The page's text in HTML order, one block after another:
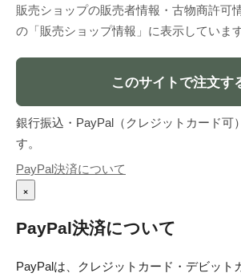
販売ショップの販売者情報・古物商許可
の「販売ショップ情報」に表示しています
このサイトで注文す
銀行振込・PayPal（クレジットカード可
す。
PayPal決済について
×
PayPal決済について
PayPalは、クレジットカード・デビット